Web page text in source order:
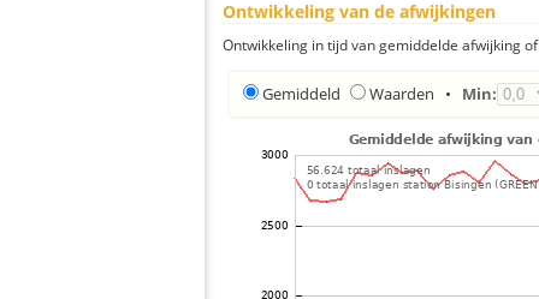
Ontwikkeling van de afwijkingen
Ontwikkeling in tijd van gemiddelde afwijking
Gemiddeld Waarden • Min: